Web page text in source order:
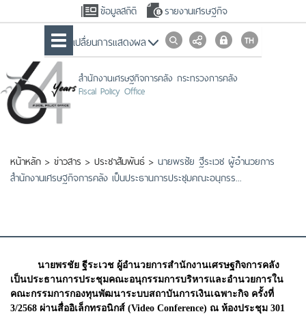
ข้อมูลสถิติ รายงานเศรษฐกิจ
เปลื่ยนการแสดงผล
สำนักงานเศรษฐกิจการคลัง กระทรวงการคลัง
Fiscal Policy Office
หน้าหลัก > ข่าวสาร > ประชาสัมพันธ์ > นายพรชัย ฐีระเวช ผู้อำนวยการ
สำนักงานเศรษฐกิจการคลัง เป็นประธานการประชุมคณะอนุกรร...
นายพรชัย ฐีระเวช ผู้อำนวยการสำนักงานเศรษฐกิจการคลัง
เป็นประธานการประชุมคณะอนุกรรมการบริหารและอำนวยการใน
คณะกรรมการกองทุนพัฒนาระบบสถาบันการเงินเฉพาะกิจ ครั้งที่
3/2568 ผ่านสื่ออิเล็กทรอนิกส์ (Video Conference) ณ ห้องประชุม 301